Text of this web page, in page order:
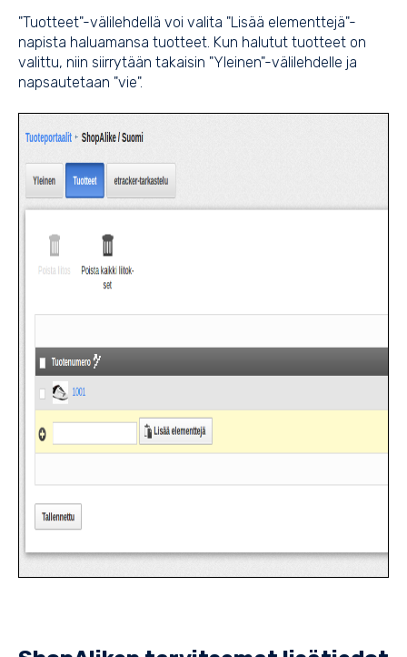
"Tuotteet"-välilehdellä voi valita "Lisää elementtejä"-
napista haluamansa tuotteet. Kun halutut tuotteet on
valittu, niin siirrytään takaisin "Yleinen"-välilehdelle ja
napsautetaan "vie".